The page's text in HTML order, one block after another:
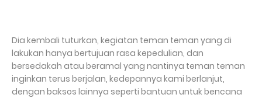
Dia kembali tuturkan, kegiatan teman teman yang di
lakukan hanya bertujuan rasa kepedulian, dan
bersedakah atau beramal yang nantinya teman teman
inginkan terus berjalan, kedepannya kami berlanjut,
dengan baksos lainnya seperti bantuan untuk bencana